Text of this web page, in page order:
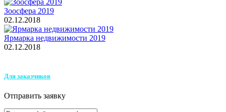
Зоосфера 2019
02.12.2018
Ярмарка недвижимости 2019
02.12.2018
Для заказчиков
Отправить заявку